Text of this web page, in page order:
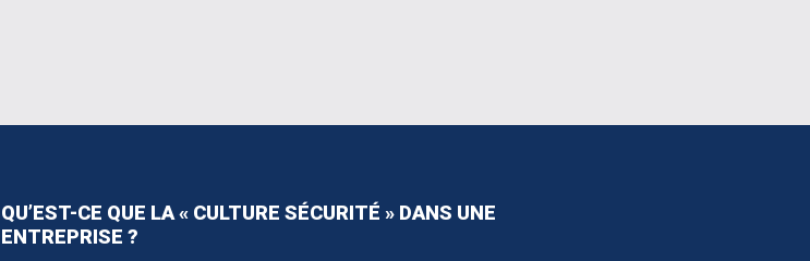
QU’EST-CE QUE LA « CULTURE SÉCURITÉ » DANS UNE
ENTREPRISE ?